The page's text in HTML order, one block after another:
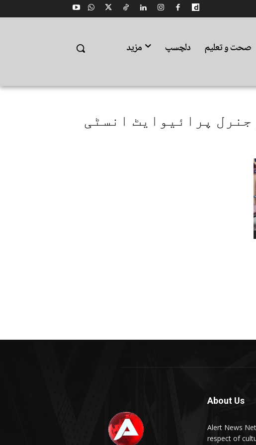
صحت و تعلیم دلچسپ مزید
جنرل پرائیوایٹ انسٹی
About Us
Alert News
respect of